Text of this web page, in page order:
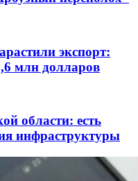
экспорт:
млн долларов
области: есть
инфраструктуры